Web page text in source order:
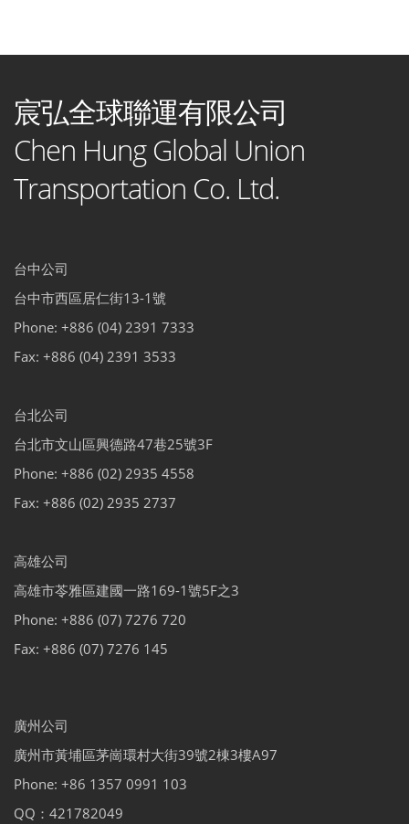
宸弘全球聯運有限公司
Chen Hung Global Union
Transportation Co. Ltd.
台中公司
台中市西區居仁街13-1號
Phone: +886 (04) 2391 7333
Fax: +886 (04) 2391 3533
台北公司
台北市文山區興德路47巷25號3F
Phone: +886 (02) 2935 4558
Fax: +886 (02) 2935 2737
高雄公司
高雄市苓雅區建國一路169-1號5F之3
Phone: +886 (07) 7276 720
Fax: +886 (07) 7276 145
廣州公司
廣州市黃埔區茅崗環村大街39號2棟3樓A97
Phone: +86 1357 0991 103
QQ：421782049